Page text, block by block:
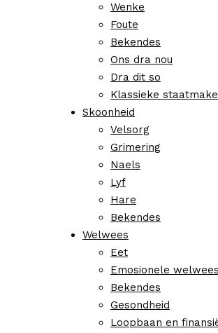
Wenke
Foute
Bekendes
Ons dra nou
Dra dit so
Klassieke
Skoonheid
Velsorg
Grimering
Naels
Lyf
Hare
Bekendes
Welwees
Eet
Emosionele welwees
Bekendes
Gesondheid
Loopbaan en